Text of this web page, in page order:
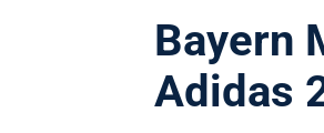
Bayern
Adidas